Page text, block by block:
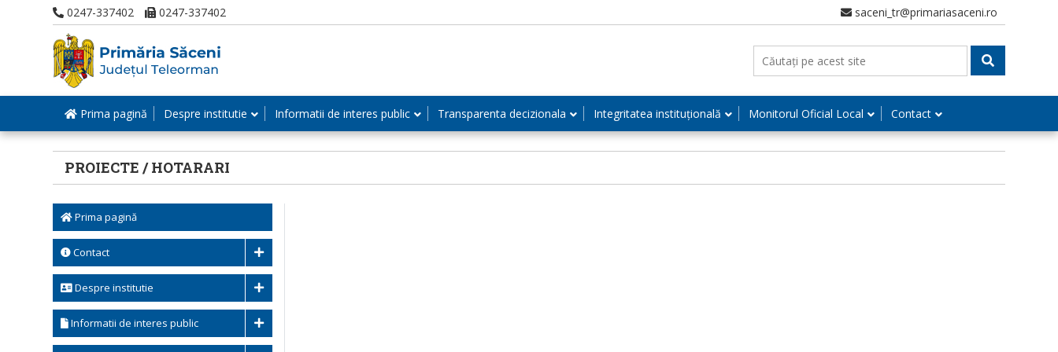
0247-337402 0247-337402 saceni_tr@primariasaceni.ro
Prima pagină Despre institutie Informatii de interes public Transparenta decizionala Integritatea instituțională Monitorul Oficial Local Contact
PROIECTE / HOTARARI
Prima pagină
Contact
Despre institutie
Informatii de interes public